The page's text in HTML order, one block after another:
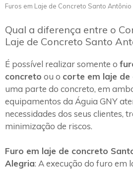
Furos em Laje de Concreto Santo
Qual a diferença entre o
Laje de Concreto Santo
É possível realizar somente o
concreto ou o corte em laje de
uma parte do concreto, em
equipamentos da Águia GNY
necessidades dos seus clientes,
minimização de riscos.
Furo em laje de concreto
Alegria: A execução do furo em